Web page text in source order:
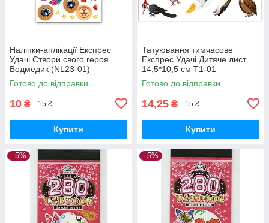
Наліпки-аплікації Експрес
Удачі Створи свого героя
Ведмедик (NL23-01)
Готово до відправки
10 ₴ 15 ₴
Купити
Татуювання тимчасове
Експрес Удачі Дитяче лист
14,5*10,5 см Т1-01
Готово до відправки
14,25 ₴ 15 ₴
Купити
–5% –5%